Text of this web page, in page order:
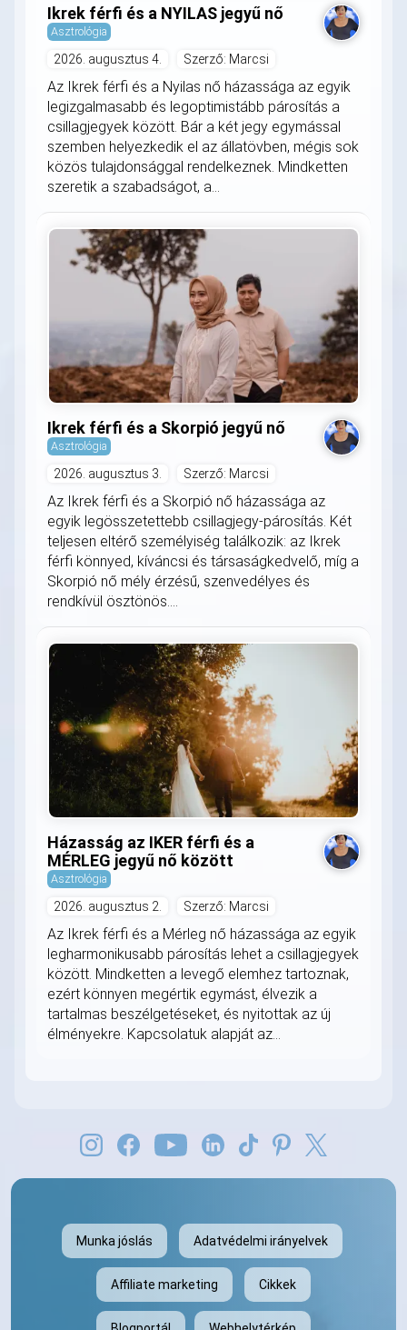
Ikrek férfi és a NYILAS jegyű nő
Asztrológia
2026. augusztus 4. Szerző: Marcsi
Az Ikrek férfi és a Nyilas nő házassága az egyik
legizgalmasabb és legoptimistább párosítás a
csillagjegyek között. Bár a két jegy egymással
szemben helyezkedik el az állatövben, mégis sok
közös tulajdonsággal rendelkeznek. Mindketten
szeretik a szabadságot, a...
Ikrek férfi és a Skorpió jegyű nő
Asztrológia
2026. augusztus 3. Szerző: Marcsi
Az Ikrek férfi és a Skorpió nő házassága az
egyik legösszetettebb csillagjegy-párosítás. Két
teljesen eltérő személyiség találkozik: az Ikrek
férfi könnyed, kíváncsi és társaságkedvelő, míg a
Skorpió nő mély érzésű, szenvedélyes és
rendkívül ösztönös....
Házasság az IKER férfi és a
MÉRLEG jegyű nő között
Asztrológia
2026. augusztus 2. Szerző: Marcsi
Az Ikrek férfi és a Mérleg nő házassága az egyik
legharmonikusabb párosítás lehet a csillagjegyek
között. Mindketten a levegő elemhez tartoznak,
ezért könnyen megértik egymást, élvezik a
tartalmas beszélgetéseket, és nyitottak az új
élményekre. Kapcsolatuk alapját az...
Munka jóslás Adatvédelmi irányelvek
Affiliate marketing Cikkek